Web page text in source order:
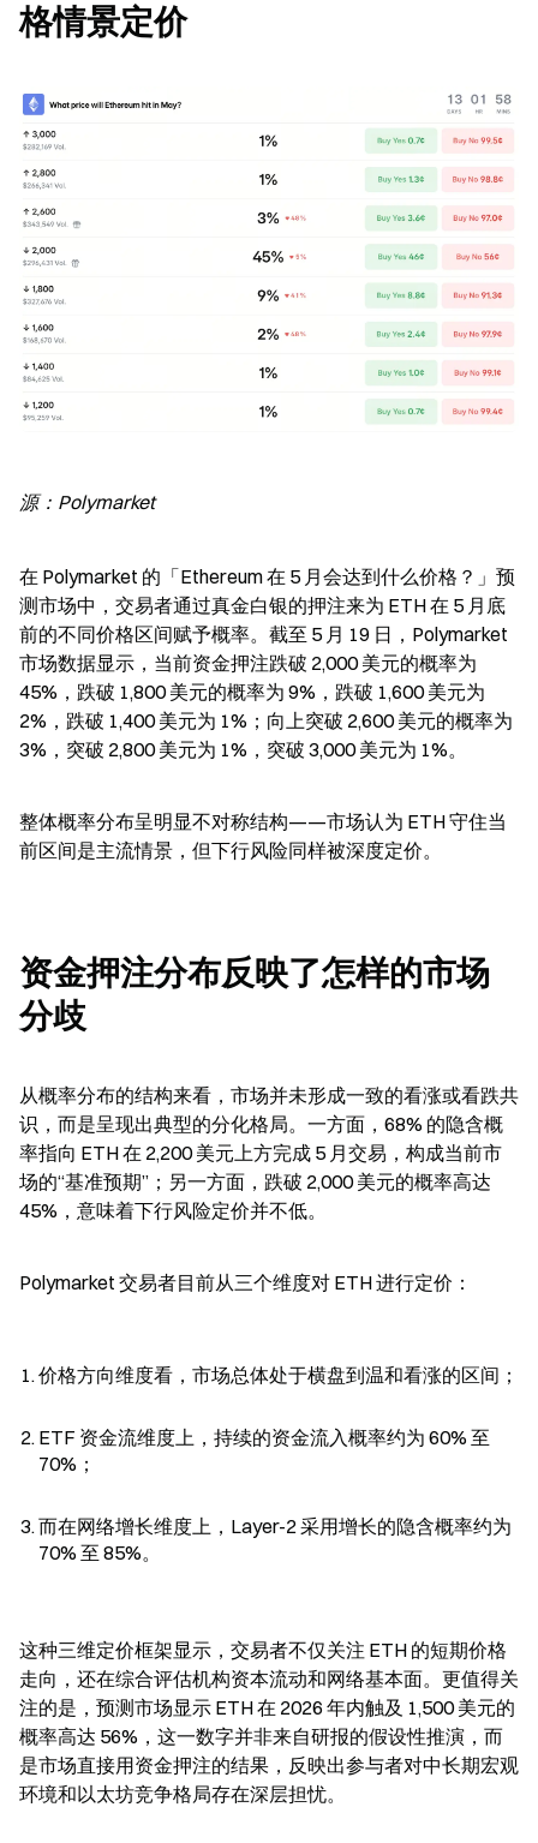
格情景定价
源：Polymarket
在 Polymarket 的「Ethereum 在 5 月会达到什么价格？」预
测市场中，交易者通过真金白银的押注来为 ETH 在 5 月底
前的不同价格区间赋予概率。截至 5 月 19 日，Polymarket
市场数据显示，当前资金押注跌破 2,000 美元的概率为
45%，跌破 1,800 美元的概率为 9%，跌破 1,600 美元为
2%，跌破 1,400 美元为 1%；向上突破 2,600 美元的概率为
3%，突破 2,800 美元为 1%，突破 3,000 美元为 1%。
整体概率分布呈明显不对称结构——市场认为 ETH 守住当
前区间是主流情景，但下行风险同样被深度定价。
资金押注分布反映了怎样的市场
分歧
从概率分布的结构来看，市场并未形成一致的看涨或看跌共
识，而是呈现出典型的分化格局。一方面，68% 的隐含概
率指向 ETH 在 2,200 美元上方完成 5 月交易，构成当前市
场的“基准预期”；另一方面，跌破 2,000 美元的概率高达
45%，意味着下行风险定价并不低。
Polymarket 交易者目前从三个维度对 ETH 进行定价：
价格方向维度看，市场总体处于横盘到温和看涨的区间；
ETF 资金流维度上，持续的资金流入概率约为 60% 至
70%；
而在网络增长维度上，Layer-2 采用增长的隐含概率约为
70% 至 85%。
这种三维定价框架显示，交易者不仅关注 ETH 的短期价格
走向，还在综合评估机构资本流动和网络基本面。更值得关
注的是，预测市场显示 ETH 在 2026 年内触及 1,500 美元的
概率高达 56%，这一数字并非来自研报的假设性推演，而
是市场直接用资金押注的结果，反映出参与者对中长期宏观
环境和以太坊竞争格局存在深层担忧。